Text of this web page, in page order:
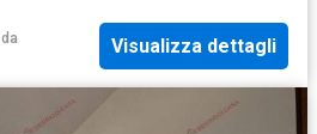
da
Visualizza dettagli